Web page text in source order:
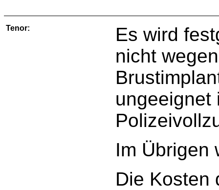
Tenor:
Es wird
nicht
ungeeignet
Im Übrigen
Die Kosten